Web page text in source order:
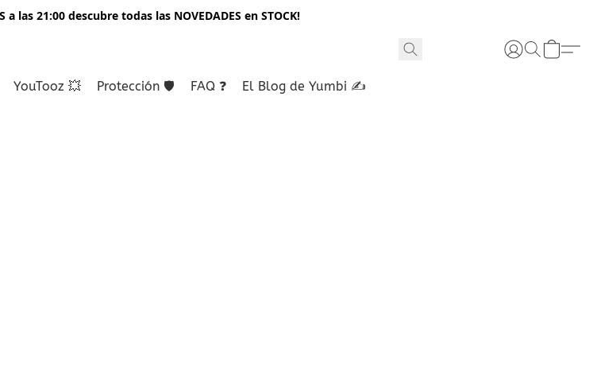
a las 21:00 descubre todas las NOVEDADES en STOCK!
YouTooz 💥 Protección 🛡️ FAQ ❓ El Blog de Yumbi ✍️